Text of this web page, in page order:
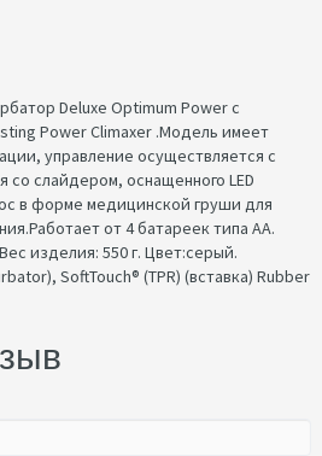
Deluxe Optimum Power с
Power Climaxer .Модель имеет
управление осуществляется с
со слайдером, оснащенного LED
в форме медицинской груши для
от 4 батареек типа АА.
изделия: 550 г. Цвет:серый.
SoftTouch® (TPR) (вставка) Rubber